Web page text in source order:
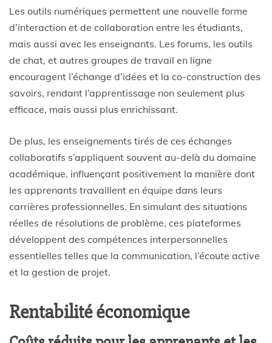
Les outils numériques permettent une nouvelle forme
d’interaction et de collaboration entre les étudiants,
mais aussi avec les enseignants. Les forums, les outils
de chat, et autres groupes de travail en ligne
encouragent l’échange d’idées et la co-construction des
savoirs, rendant l’apprentissage non seulement plus
efficace, mais aussi plus enrichissant.
De plus, les enseignements tirés de ces échanges
collaboratifs s’appliquent souvent au-delà du domaine
académique, influençant positivement la manière dont
les apprenants travaillent en équipe dans leurs
carrières professionnelles. En simulant des situations
réelles de résolutions de problème, ces plateformes
développent des compétences interpersonnelles
essentielles telles que la communication, l’écoute active
et la gestion de projet.
Rentabilité économique